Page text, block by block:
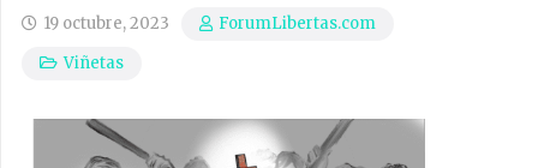
19 octubre, 2023
ForumLibertas.com
Viñetas